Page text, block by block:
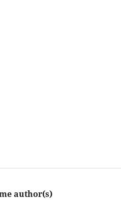
author(s)